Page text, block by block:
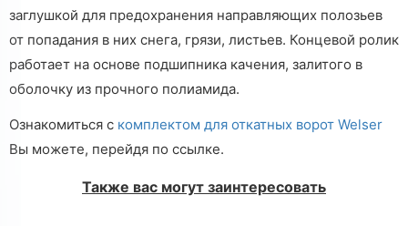
заглушкой для предохранения направляющих полозьев
от попадания в них снега, грязи, листьев. Концевой ролик
работает на основе подшипника качения, залитого в
оболочку из прочного полиамида.
Ознакомиться с комплектом для откатных ворот Welser
Вы можете, перейдя по ссылке.
Также вас могут заинтересовать